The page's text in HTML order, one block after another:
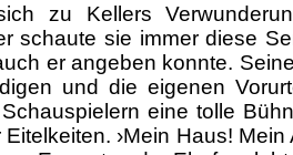
zu Kellers
schaute sie immer diese
er angeben konnte.
und die eigenen
eine tolle
›Mein Haus!